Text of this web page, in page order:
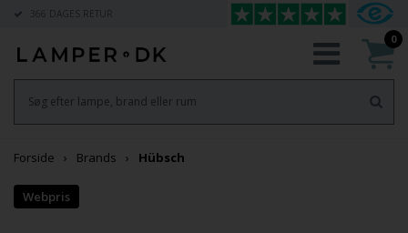
366 DAGES RETUR
0
Forside Brands Hübsch